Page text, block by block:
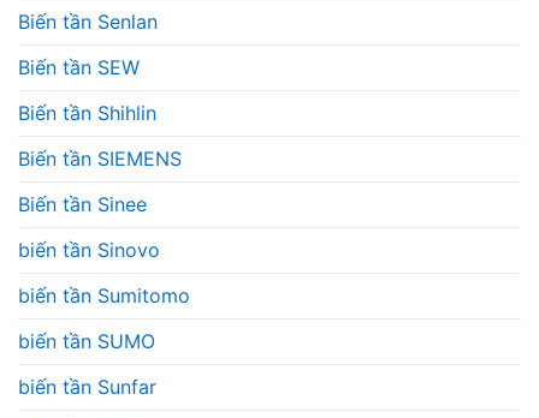
Biến tần Senlan
Biến tần SEW
Biến tần Shihlin
Biến tần SIEMENS
Biến tần Sinee
biến tần Sinovo
biến tần Sumitomo
biến tần SUMO
biến tần Sunfar